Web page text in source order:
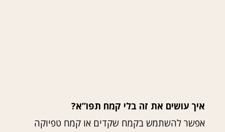
איך עושים את זה בלי קמח תפו”א?
אפשר להשתמש בקמח שקדים או קמח טפיוקה